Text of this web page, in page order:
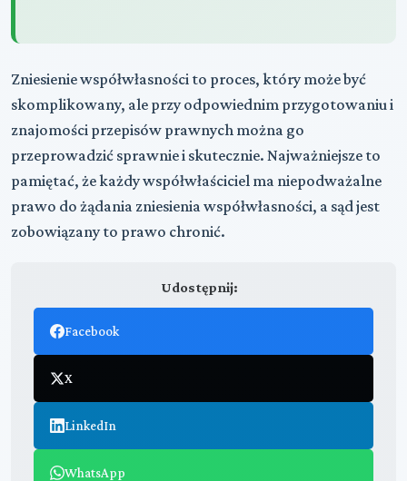
Zniesienie współwłasności to proces, który może być
skomplikowany, ale przy odpowiednim przygotowaniu i
znajomości przepisów prawnych można go
przeprowadzić sprawnie i skutecznie. Najważniejsze to
pamiętać, że każdy współwłaściciel ma niepodważalne
prawo do żądania zniesienia współwłasności, a sąd jest
zobowiązany to prawo chronić.
Udostępnij:
Facebook
X
LinkedIn
WhatsApp